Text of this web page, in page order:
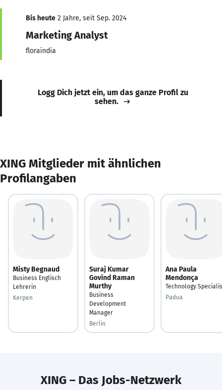
Bis heute 2 Jahre, seit Sep. 2024
Marketing Analyst
floraindia
Logg Dich jetzt ein, um das ganze Profil zu
sehen.
XING Mitglieder mit ähnlichen
Profilangaben
Misty Begnaud
Business Englisch
Lehrerin
Kerpen
Suraj Kumar
Govind Raman
Murthy
Business
Development
Manager
Berlin
Ana Paula
Mendonça
Technology
Padua
XING – Das Jobs-Netzwerk